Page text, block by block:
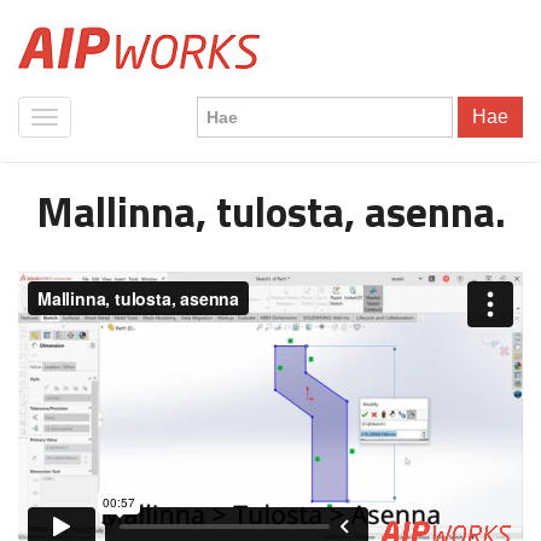
Hae
Mallinna, tulosta, asenna.